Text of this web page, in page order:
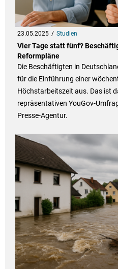
23.05.2025 Studien
Vier Tage statt fünf?
Reformpläne
Die Beschäftigten in
für die Einführung einer
Höchstarbeitszeit aus. Das ist
repräsentativen YouGov-
Presse-Agentur.